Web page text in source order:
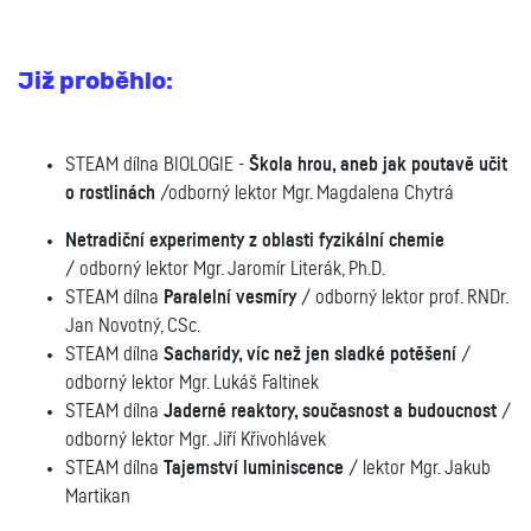
Již proběhlo:
STEAM dílna BIOLOGIE - Škola hrou, aneb jak poutavě učit
o rostlinách /odborný lektor Mgr. Magdalena Chytrá
Netradiční experimenty z oblasti fyzikální chemie
/ odborný lektor Mgr. Jaromír Literák, Ph.D.
STEAM dílna Paralelní vesmíry/ odborný lektor prof. RNDr.
Jan Novotný, CSc.
STEAM dílna Sacharidy, víc než jen sladké potěšení /
odborný lektor Mgr. Lukáš Faltinek
STEAM dílna Jaderné reaktory, současnost a budoucnost /
odborný lektor Mgr. Jiří Křivohlávek
STEAM dílna Tajemství luminiscence / lektor Mgr. Jakub
Martikan